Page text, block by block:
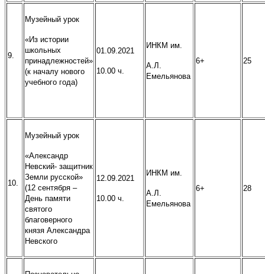
9.
Музейный урок
«Из истории
школьных
принадлежностей»
(к началу нового
учебного года)
01.09.2021
10.00 ч.
ИНКМ им.
А.Л.
Емельянова
6+ 25
10.
Музейный урок
«Александр
Невский- защитник
Земли русской»
(12 сентября –
День памяти
святого
благоверного
князя Александра
Невского
12.09.2021
10.00 ч.
ИНКМ им.
А.Л.
Емельянова
6+ 28